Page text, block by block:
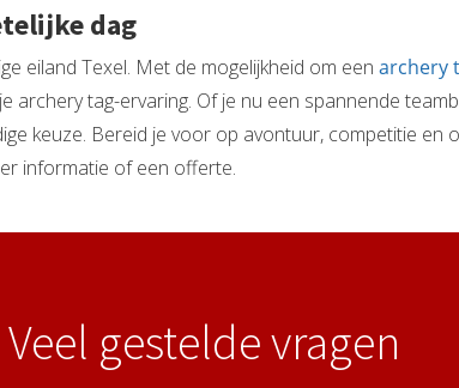
dag
eiland Texel. Met de mogelijkheid om een archery
archery tag-ervaring. Of je nu een spannende
keuze. Bereid je voor op avontuur, competitie en
informatie of een offerte.
Veel gestelde vragen